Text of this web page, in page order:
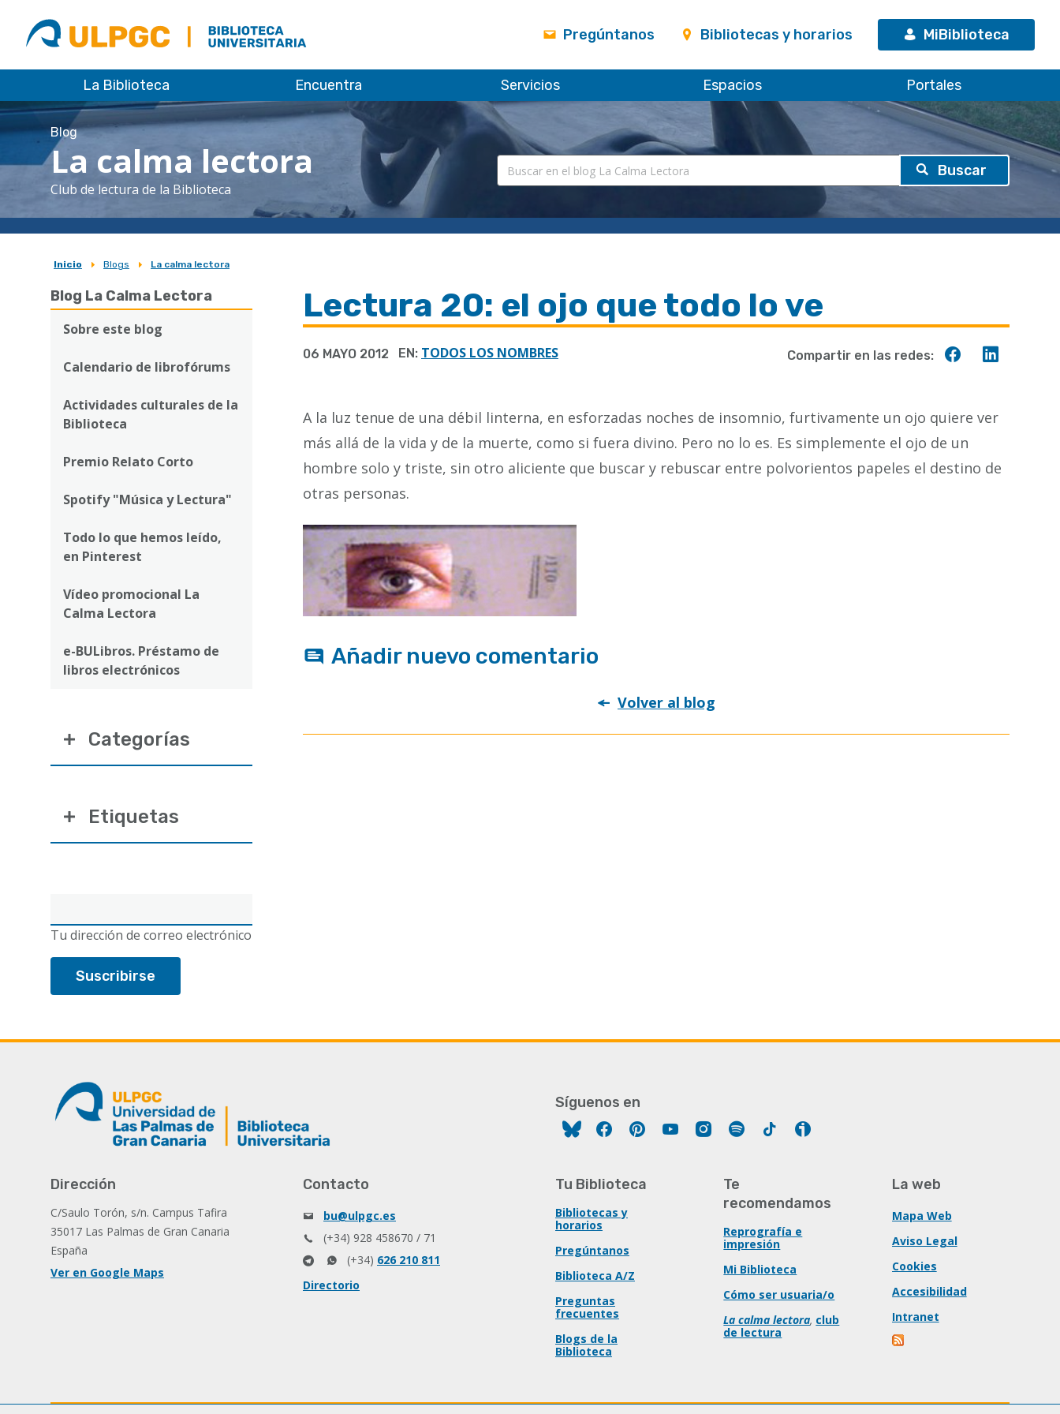
ULPGC
Biblioteca
ULPGC
Pregúntanos Bibliotecas y horarios MiBiblioteca
La Biblioteca Encuentra Servicios Espacios Portales
Blog
La calma lectora
Club de lectura de la Biblioteca
Sobrescribir
enlaces
de
ayuda
la
Inicio Blogs La calma lectora
Blog La Calma Lectora
Sobre este blog
Calendario de librofórums
Actividades culturales de la
Biblioteca
Premio Relato Corto
Spotify "Música y Lectura"
Todo lo que hemos leído,
en Pinterest
Vídeo promocional La
Calma Lectora
e-BULibros. Préstamo de
libros electrónicos
electrónico
Tu dirección de correo electrónico
Categorías
Etiquetas
Lectura 20: el ojo que todo lo ve
06 MAYO 2012
Compartir
Compartir en las redes:
EN: TODOS LOS NOMBRES
A la luz tenue de una débil linterna, en esforzadas noches de insomnio, furtivamente un ojo quiere ver
más allá de la vida y de la muerte, como si fuera divino. Pero no lo es. Es simplemente el ojo de un
hombre solo y triste, sin otro aliciente que buscar y rebuscar entre polvorientos papeles el destino de
otras personas.
Añadir nuevo comentario
Volver al blog
Síguenos en
FacebookPinterestYouTubeInstagram
Spotify Tiktok
Dirección
C/Saulo Torón, s/n. Campus Tafira
35017 Las Palmas de Gran Canaria
España
Ver en Google Maps
Contacto
bu@ulpgc.es
(+34) 928 458670 / 71
(+34) 626 210 811
Directorio
Tu Biblioteca
Bibliotecas y
horarios
Pregúntanos
Biblioteca A/Z
Preguntas
frecuentes
Blogs de la
Biblioteca
Te
recomendamos
Reprografía e
impresión
Mi Biblioteca
Cómo ser usuaria/o
La calma lectora, club
de lectura
La web
Mapa Web
Aviso Legal
Cookies
Accesibilidad
Intranet